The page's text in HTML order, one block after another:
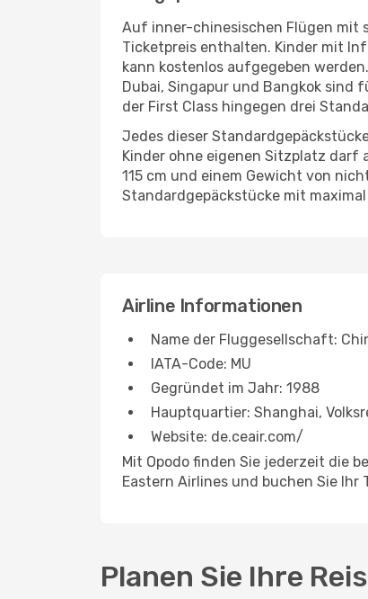
Auf inner-chinesischen Flügen mit
Ticketpreis enthalten. Kinder mit
kann kostenlos aufgegeben
Dubai, Singapur und Bangkok sind
der First Class hingegen drei
Jedes dieser
Kinder ohne eigenen Sitzplatz darf
115 cm und einem Gewicht von
Standardgepäckstücke mit
Airline Informationen
Name der Fluggesellschaft:
IATA-Code: MU
Gegründet im Jahr: 1988
Hauptquartier: Shanghai,
Website: de.ceair.com/
Mit Opodo finden Sie jederzeit die
Eastern Airlines und buchen Sie Ihr
Planen Sie Ihre